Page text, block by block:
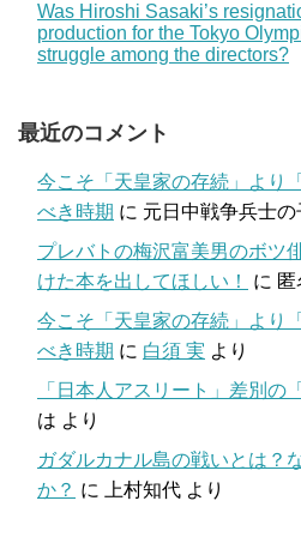
Was Hiroshi Sasaki’s
production for the Tokyo
struggle among the directors?
最近のコメント
今こそ「天皇家の存続」より
べき時期 に 元日中戦争兵士の
プレバトの梅沢富美男のボツ
けた本を出してほしい！
に 匿
今こそ「天皇家の存続」より
べき時期 に 白須 実 より
「日本人アスリート」差別の
は より
ガダルカナル島の戦いとは？
か？ に 上村知代 より